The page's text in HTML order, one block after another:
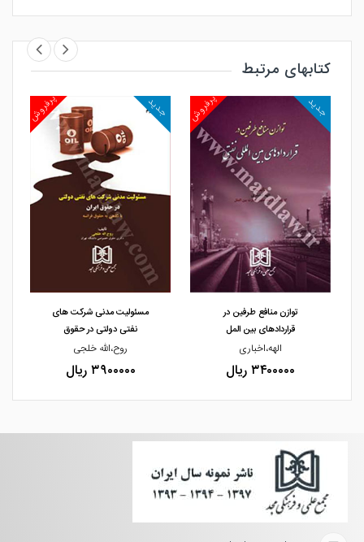
کتابهای مرتبط
مشاهده و خرید
پرفروش جدید
مشاهده و خرید
توازن منافع طرفین در
قراردادهای بین المل
الهه،اخباری
۳۴۰۰۰۰۰ ریال
پرفروش جدید
مسئولیت مدنی شرکت های
نفتی دولتی در حقوق
روح،الله خلجی
۳۹۰۰۰۰۰ ریال